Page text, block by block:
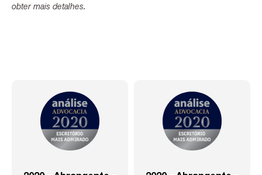
obter mais detalhes.